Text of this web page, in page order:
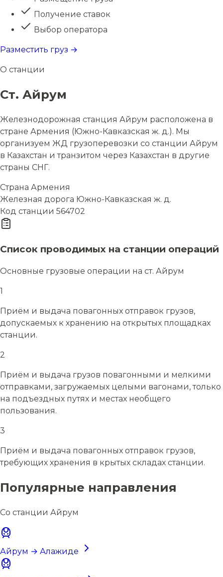
Получение ставок
Выбор оператора
Разместить груз →
О станции
Ст. Айрум
Железнодорожная станция Айрум расположена в
стране Армения (Южно-Кавказская ж. д.). Мы
организуем ЖД грузоперевозки со станции Айрум
в Казахстан и транзитом через Казахстан в другие
страны СНГ.
Страна Армения
Железная дорога Южно-Кавказская ж. д.
Код станции 564702
Список проводимых на станции операций
Основные грузовые операции на ст. Айрум
1
Приём и выдача повагонных отправок грузов,
допускаемых к хранению на открытых площадках
станции.
2
Приём и выдача грузов повагонными и мелкими
отправками, загружаемых целыми вагонами, только
на подъездных путях и местах необщего
пользования.
3
Приём и выдача повагонных отправок грузов,
требующих хранения в крытых складах станции.
Популярные направления
Со станции Айрум
Айрум → Алажиде